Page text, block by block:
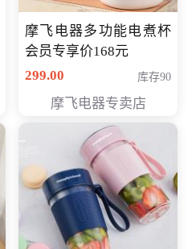
摩飞电器多功能电煮杯
会员专享价168元
299.00
库存90
摩飞电器专卖店